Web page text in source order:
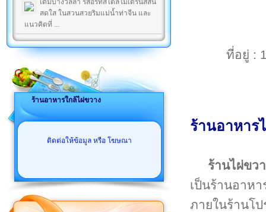
เดิมบางวิลล่า รีสอร์ทสไตล์โมเดิร์นสีสัน
สดใส ในสวนสวยริมแม่น้ำท่าจีน และ
แนวคิดที่ ...
ร้านอาหารใกล้ไผ่ขวาง
ติดต่อให้ข้อมูล หรือ โฆษณา
ที่อยู่ :
ร้านอาหาร
ร้านไผ่ขว
เป็นร้านอาห
ภายในร้านโป